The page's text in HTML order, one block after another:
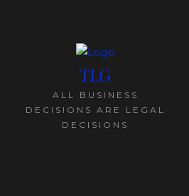
TLG
ALL BUSINESS
DECISIONS ARE LEGAL
DECISIONS